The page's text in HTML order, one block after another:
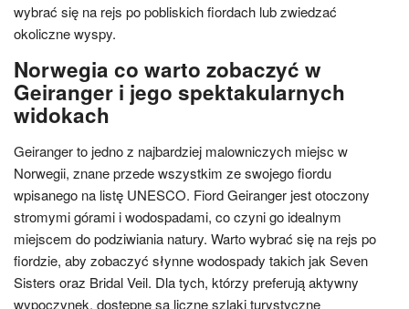
wybrać się na rejs po pobliskich fiordach lub zwiedzać
okoliczne wyspy.
Norwegia co warto zobaczyć w
Geiranger i jego spektakularnych
widokach
Geiranger to jedno z najbardziej malowniczych miejsc w
Norwegii, znane przede wszystkim ze swojego fiordu
wpisanego na listę UNESCO. Fiord Geiranger jest otoczony
stromymi górami i wodospadami, co czyni go idealnym
miejscem do podziwiania natury. Warto wybrać się na rejs po
fiordzie, aby zobaczyć słynne wodospady takich jak Seven
Sisters oraz Bridal Veil. Dla tych, którzy preferują aktywny
wypoczynek, dostępne są liczne szlaki turystyczne